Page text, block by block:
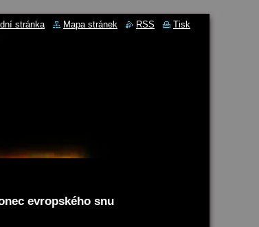
evropského snu
stránka Mapa stránek RSS Tisk